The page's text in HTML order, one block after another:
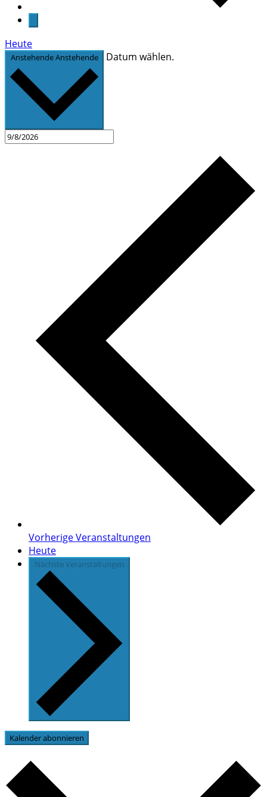
Heute
AnstehendeAnstehende Datum wählen.
VorherigeVeranstaltungen
Heute
NächsteVeranstaltungen
Kalender abonnieren